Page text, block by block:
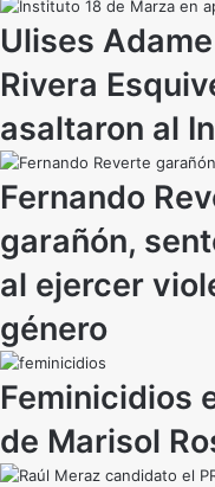
Ulises
Rivera
asaltaron al
Fernando
garañón,
al ejercer
género
Feminicidios
de Marisol